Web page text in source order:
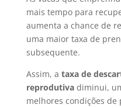
mais tempo para
aumenta a chance de
uma maior taxa de
subsequente.
Assim, a taxa de
reprodutivadiminui,
melhores condições de